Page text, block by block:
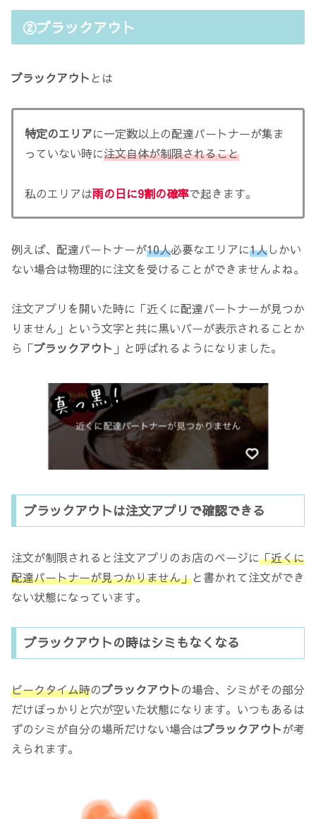
②ブラックアウト
ブラックアウトとは
特定のエリアに一定数以上の配達パートナーが集ま
っていない時に注文自体が制限されること
私のエリアは雨の日に9割の確率で起きます。
例えば、配達パートナーが10人必要なエリアに1人しかい
ない場合は物理的に注文を受けることができませんよね。
注文アプリを開いた時に「近くに配達パートナーが見つか
りません」という文字と共に黒いバーが表示されることか
ら「ブラックアウト 」と呼ばれるようになりました。
ブラックアウトは注文アプリで確認できる
注文が制限されると注文アプリのお店のページに「近くに
配達パートナーが見つかりません」と書かれて注文ができ
ない状態になっています。
ブラックアウトの時はシミもなくなる
ピークタイム時のブラックアウトの場合、シミがその部分
だけぽっかりと穴が空いた状態になります。いつもあるは
ずのシミが自分の場所だけない場合はブラックアウトが考
えられます。